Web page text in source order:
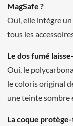
MagSafe ?
Oui, elle intègre
tous les
Le dos fumé
Oui, le
le coloris original
une teinte sombre
La coque